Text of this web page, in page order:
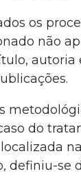
os
não
do
se